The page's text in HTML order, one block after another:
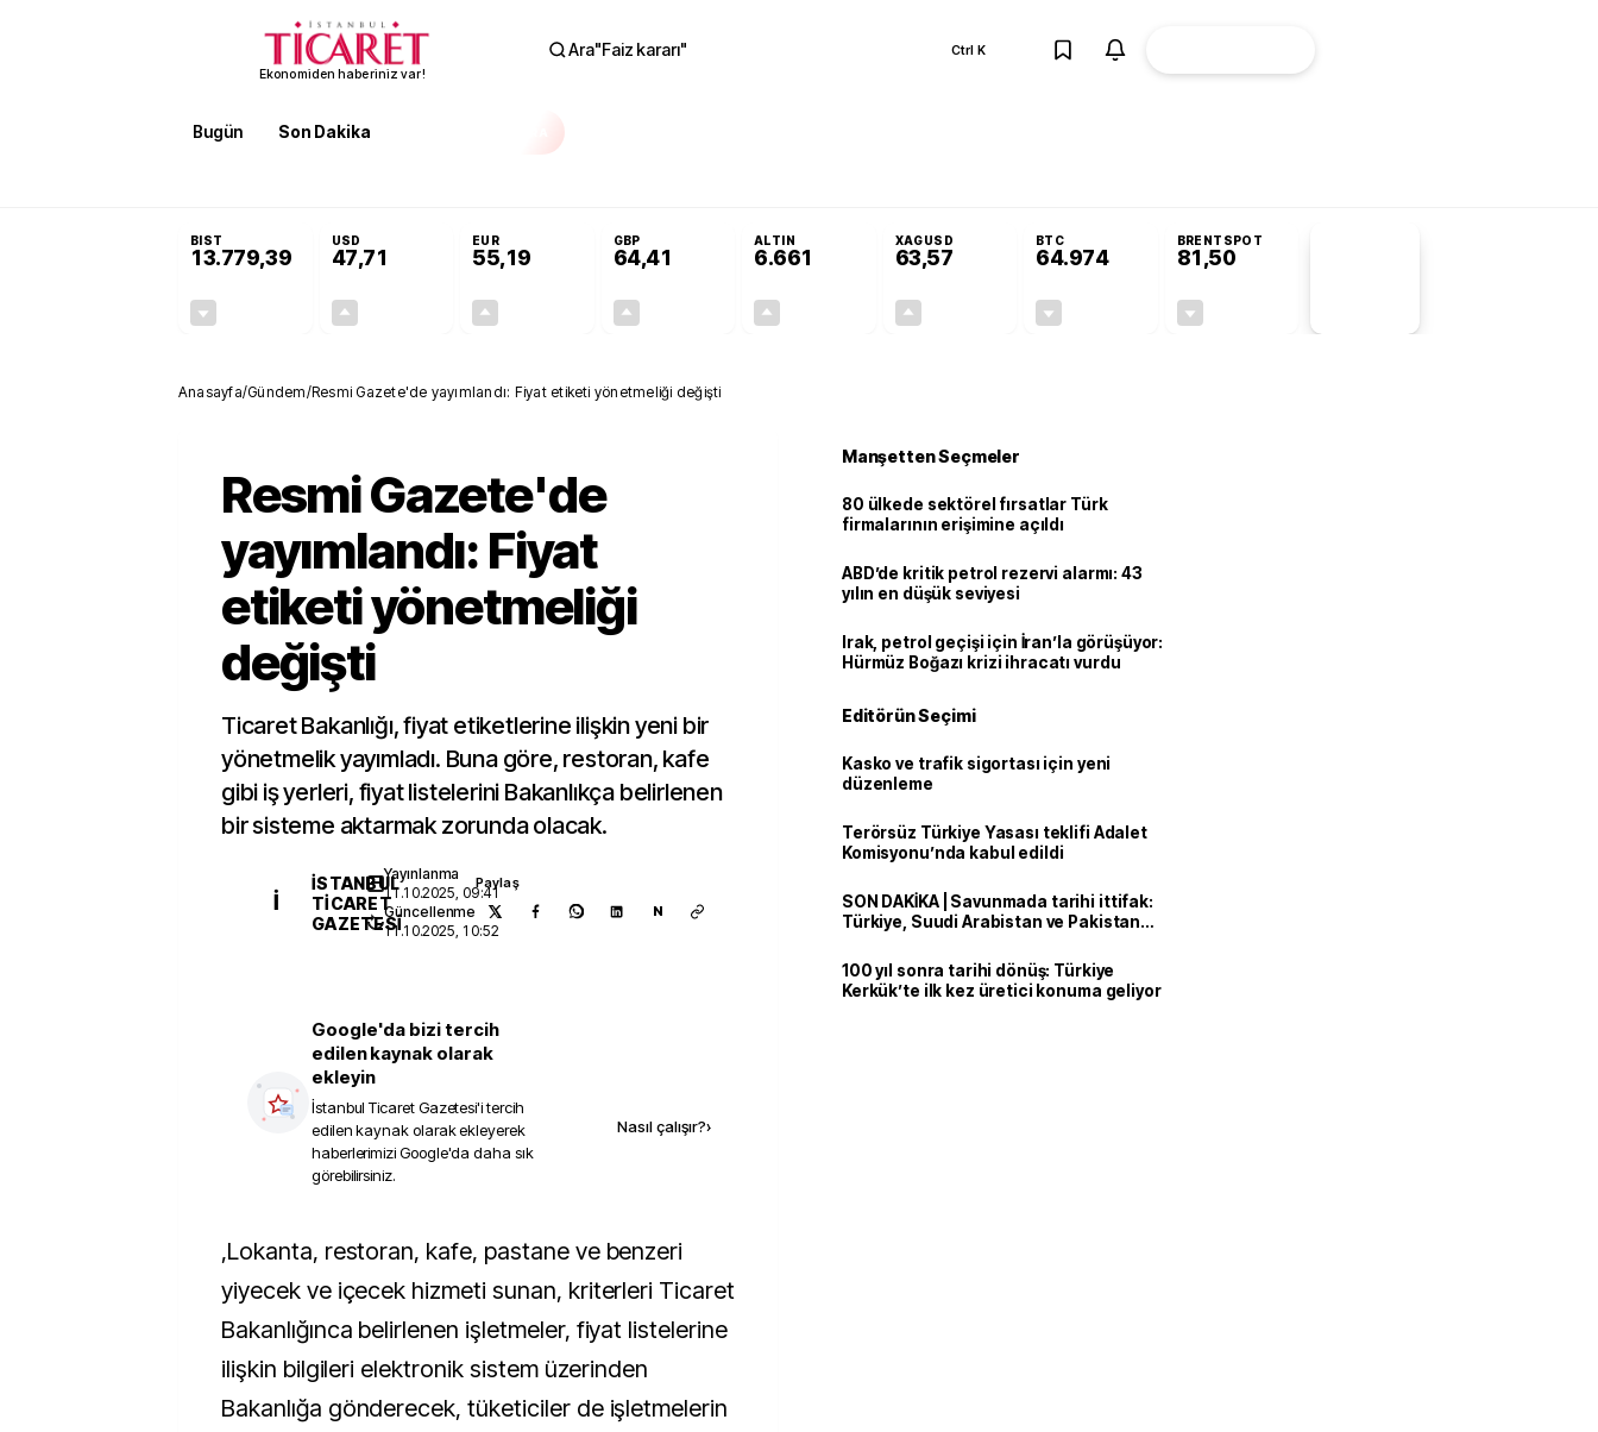
Ekonomiden haberiniz var!
Ara"Faiz kararı" Ctrl K
Bugün Son Dakika
BIST
13.779,39
USD
47,71
EUR
55,19
GBP
64,41
ALTIN
6.661
XAGUSD
63,57
BTC
64.974
BRENTSPOT
81,50
Anasayfa/Gündem/Resmi Gazete'de yayımlandı: Fiyat etiketi yönetmeliği değişti
Resmi Gazete'de
yayımlandı: Fiyat
etiketi yönetmeliği
değişti
Ticaret Bakanlığı, fiyat etiketlerine ilişkin yeni bir
yönetmelik yayımladı. Buna göre, restoran, kafe
gibi iş yerleri, fiyat listelerini Bakanlıkça belirlenen
bir sisteme aktarmak zorunda olacak.
İ
İSTANBUL
TICARET
GAZETESI
Yayınlanma
11.10.2025, 09:41
Güncellenme
11.10.2025, 10:52
Paylaş
N
Google'da bizi tercih
edilen kaynak olarak
ekleyin
İstanbul Ticaret Gazetesi'i tercih
edilen kaynak olarak ekleyerek
haberlerimizi Google'da daha sık
görebilirsiniz.
Nasıl çalışır?›
,Lokanta, restoran, kafe, pastane ve benzeri
yiyecek ve içecek hizmeti sunan, kriterleri Ticaret
Bakanlığınca belirlenen işletmeler, fiyat listelerine
ilişkin bilgileri elektronik sistem üzerinden
Bakanlığa gönderecek, tüketiciler de işletmelerin
Manşetten Seçmeler
80 ülkede sektörel fırsatlar Türk
firmalarının erişimine açıldı
ABD’de kritik petrol rezervi alarmı: 43
yılın en düşük seviyesi
Irak, petrol geçişi için İran’la görüşüyor:
Hürmüz Boğazı krizi ihracatı vurdu
Editörün Seçimi
Kasko ve trafik sigortası için yeni
düzenleme
Terörsüz Türkiye Yasası teklifi Adalet
Komisyonu’nda kabul edildi
SON DAKİKA | Savunmada tarihi ittifak:
Türkiye, Suudi Arabistan ve Pakistan
100 yıl sonra tarihi dönüş: Türkiye
Kerkük’te ilk kez üretici konuma geliyor